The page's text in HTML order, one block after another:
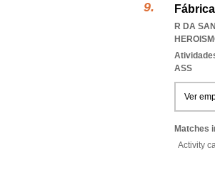
R DA
ASS
Ver
Matches
Activity